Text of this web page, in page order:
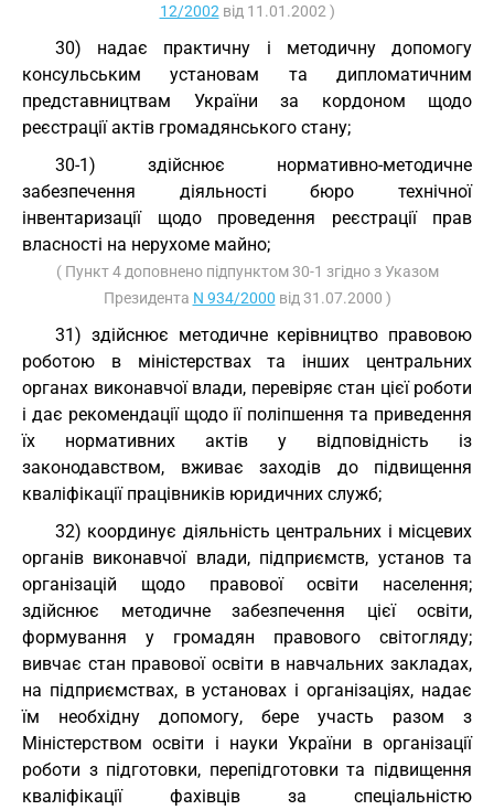
12/2002 від 11.01.2002 )
30) надає практичну і методичну допомогу
консульським установам та дипломатичним
представництвам України за кордоном щодо
реєстрації актів громадянського стану;
30-1) здійснює нормативно-методичне
забезпечення діяльності бюро технічної
інвентаризації щодо проведення реєстрації прав
власності на нерухоме майно;
( Пункт 4 доповнено підпунктом 30-1 згідно з Указом
Президента N 934/2000 від 31.07.2000 )
31) здійснює методичне керівництво правовою
роботою в міністерствах та інших центральних
органах виконавчої влади, перевіряє стан цієї роботи
і дає рекомендації щодо ії поліпшення та приведення
їх нормативних актів у відповідність із
законодавством, вживає заходів до підвищення
кваліфікації працівників юридичних служб;
32) координує діяльність центральних і місцевих
органів виконавчої влади, підприємств, установ та
організацій щодо правової освіти населення;
здійснює методичне забезпечення цієї освіти,
формування у громадян правового світогляду;
вивчає стан правової освіти в навчальних закладах,
на підприємствах, в установах і організаціях, надає
їм необхідну допомогу, бере участь разом з
Міністерством освіти і науки України в організації
роботи з підготовки, перепідготовки та підвищення
кваліфікації фахівців за спеціальністю